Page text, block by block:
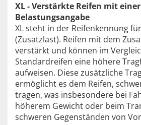
XL - Verstärkte Reifen mit
Belastungsangabe
XL steht in der Reifenkennung
(Zusatzlast). Reifen mit dem
verstärkt und können im
Standardreifen eine höhere
aufweisen. Diese zusätzliche
ermöglicht es dem Reifen,
tragen, was insbesondere bei
höherem Gewicht oder beim
schweren Gegenständen von